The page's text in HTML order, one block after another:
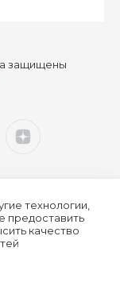
защищены
технологии,
предоставить
качество